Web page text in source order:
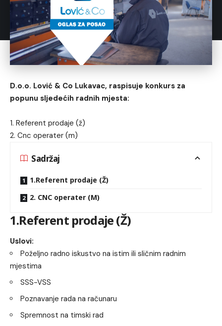
D.o.o. Lović & Co Lukavac, raspisuje konkurs za
popunu sljedećih radnih mjesta:
1. Referent prodaje (ž)
2. Cnc operater (m)
Sadržaj
1.Referent prodaje (Ž)
2. CNC operater (M)
1.Referent prodaje (Ž)
Uslovi:
Poželjno radno iskustvo na istim ili sličnim radnim
mjestima
SSS-VSS
Poznavanje rada na računaru
Spremnost na timski rad